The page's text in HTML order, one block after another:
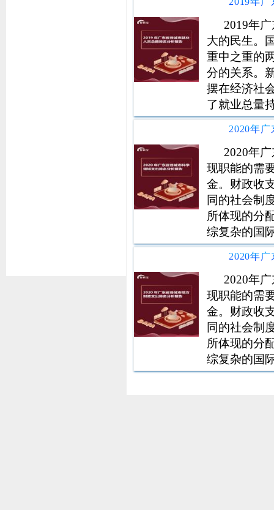
源配置、优
我国经济
2019年
大的民生。
重中之重的
分的关系。
摆在经济社
了就业总量
劳动力市场
了重大积极
中央领导下
2020年
现职能的需
金。财政收
同的社会制
所体现的分
综复杂的国
近平同志为
实党中央、
质量发展要
2020年
现职能的需
金。财政收
同的社会制
所体现的分
综复杂的国
近平同志为